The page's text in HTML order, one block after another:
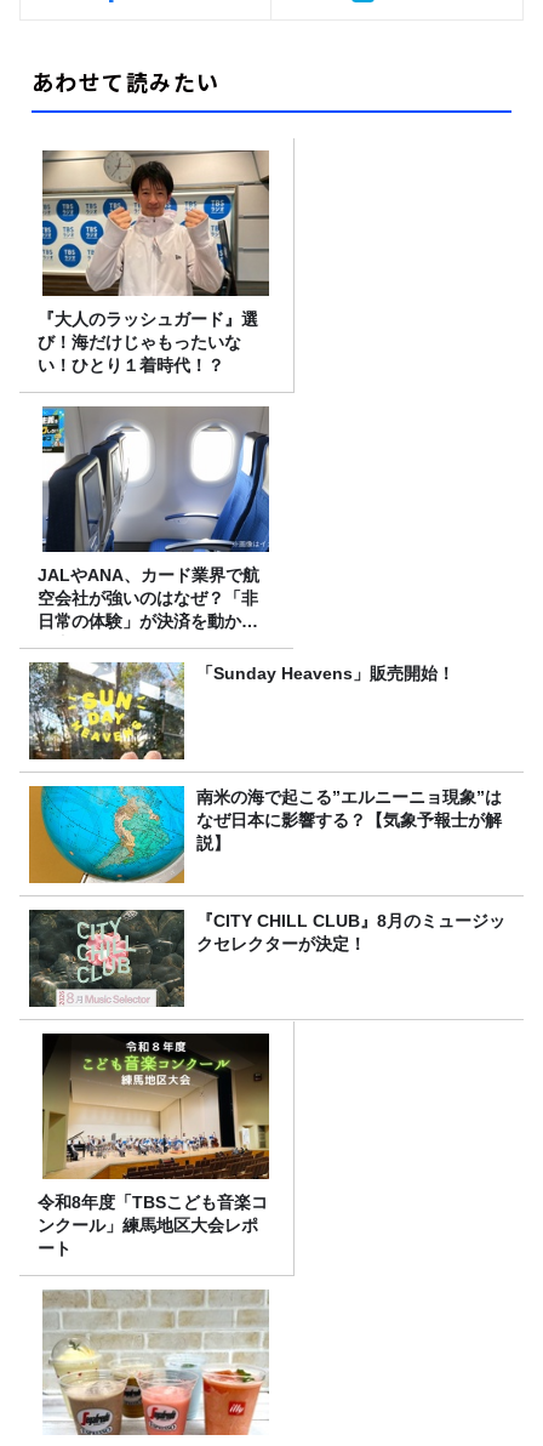
あわせて読みたい
『大人のラッシュガード』選
び！海だけじゃもったいな
い！ひとり１着時代！？
JALやANA、カード業界で航
空会社が強いのはなぜ？「非
日常の体験」が決済を動かす
理由
「Sunday Heavens」販売開始！
南米の海で起こる”エルニーニョ現象”は
なぜ日本に影響する？【気象予報士が解
説】
『CITY CHILL CLUB』8月のミュージッ
クセレクターが決定！
令和8年度「TBSこども音楽コ
ンクール」練馬地区大会レポ
ート